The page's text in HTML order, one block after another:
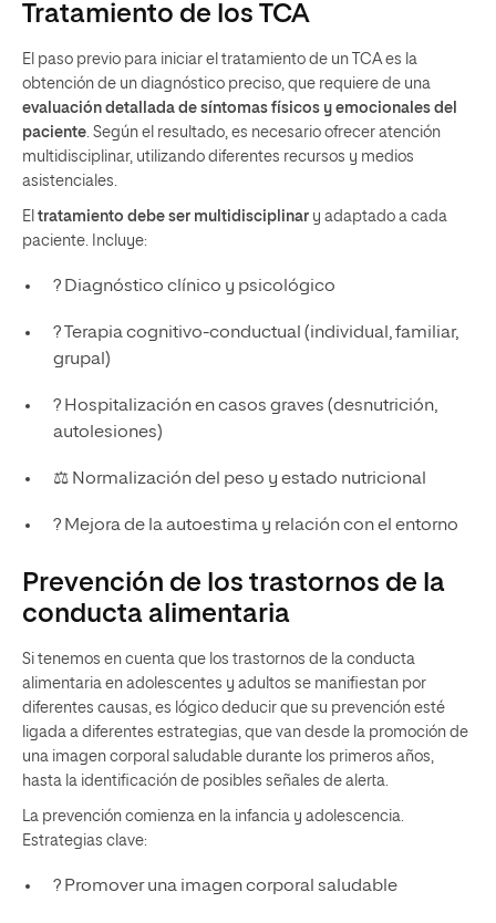
Tratamiento de los TCA
El paso previo para iniciar el tratamiento de un TCA es la
obtención de un diagnóstico preciso, que requiere de una
evaluación detallada de síntomas físicos y emocionales del
paciente. Según el resultado, es necesario ofrecer atención
multidisciplinar, utilizando diferentes recursos y medios
asistenciales.
El tratamiento debe ser multidisciplinar y adaptado a cada
paciente. Incluye:
? Diagnóstico clínico y psicológico
? Terapia cognitivo-conductual (individual, familiar,
grupal)
? Hospitalización en casos graves (desnutrición,
autolesiones)
⚖️ Normalización del peso y estado nutricional
? Mejora de la autoestima y relación con el entorno
Prevención de los trastornos de la
conducta alimentaria
Si tenemos en cuenta que los trastornos de la conducta
alimentaria en adolescentes y adultos se manifiestan por
diferentes causas, es lógico deducir que su prevención esté
ligada a diferentes estrategias, que van desde la promoción de
una imagen corporal saludable durante los primeros años,
hasta la identificación de posibles señales de alerta.
La prevención comienza en la infancia y adolescencia.
Estrategias clave:
? Promover una imagen corporal saludable